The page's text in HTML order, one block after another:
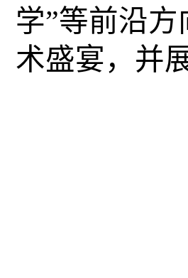
学”等前沿
术盛宴，并